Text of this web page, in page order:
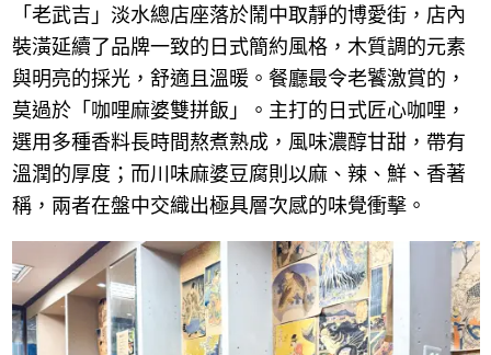
「老武吉」淡水總店座落於鬧中取靜的博愛街，店內
裝潢延續了品牌一致的日式簡約風格，木質調的元素
與明亮的採光，舒適且溫暖。餐廳最令老饕激賞的，
莫過於「咖哩麻婆雙拼飯」。主打的日式匠心咖哩，
選用多種香料長時間熬煮熟成，風味濃醇甘甜，帶有
溫潤的厚度；而川味麻婆豆腐則以麻、辣、鮮、香著
稱，兩者在盤中交織出極具層次感的味覺衝擊。